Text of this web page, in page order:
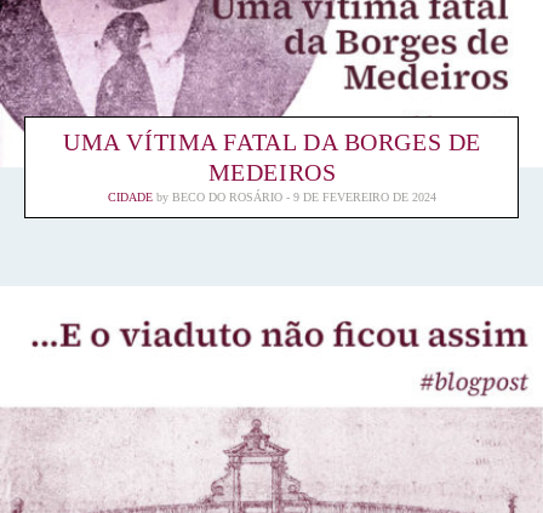
UMA VÍTIMA FATAL DA BORGES DE
MEDEIROS
CIDADE by BECO DO ROSÁRIO 9 DE FEVEREIRO DE 2024